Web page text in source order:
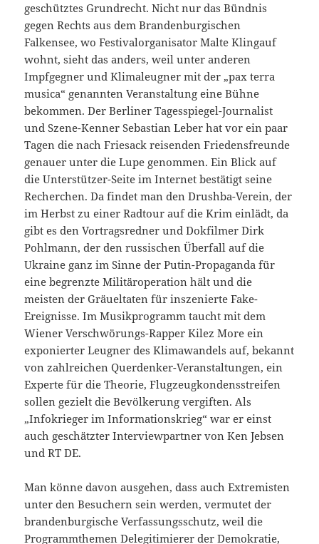
geschütztes Grundrecht. Nicht nur das Bündnis
gegen Rechts aus dem Brandenburgischen
Falkensee, wo Festivalorganisator Malte Klingauf
wohnt, sieht das anders, weil unter anderen
Impfgegner und Klimaleugner mit der „pax terra
musica“ genannten Veranstaltung eine Bühne
bekommen. Der Berliner Tagesspiegel-Journalist
und Szene-Kenner Sebastian Leber hat vor ein paar
Tagen die nach Friesack reisenden Friedensfreunde
genauer unter die Lupe genommen. Ein Blick auf
die Unterstützer-Seite im Internet bestätigt seine
Recherchen. Da findet man den Drushba-Verein, der
im Herbst zu einer Radtour auf die Krim einlädt, da
gibt es den Vortragsredner und Dokfilmer Dirk
Pohlmann, der den russischen Überfall auf die
Ukraine ganz im Sinne der Putin-Propaganda für
eine begrenzte Militäroperation hält und die
meisten der Gräueltaten für inszenierte Fake-
Ereignisse. Im Musikprogramm taucht mit dem
Wiener Verschwörungs-Rapper Kilez More ein
exponierter Leugner des Klimawandels auf, bekannt
von zahlreichen Querdenker-Veranstaltungen, ein
Experte für die Theorie, Flugzeugkondensstreifen
sollen gezielt die Bevölkerung vergiften. Als
„Infokrieger im Informationskrieg“ war er einst
auch geschätzter Interviewpartner von Ken Jebsen
und RT DE.
Man könne davon ausgehen, dass auch Extremisten
unter den Besuchern sein werden, vermutet der
brandenburgische Verfassungsschutz, weil die
Programmthemen Delegitimierer der Demokratie,